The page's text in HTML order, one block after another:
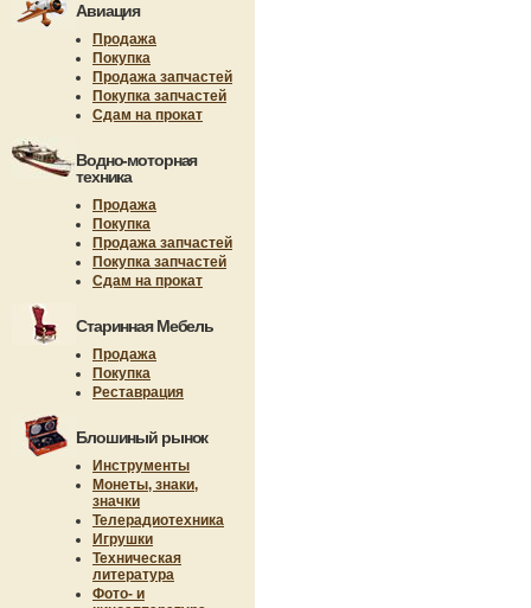
Авиация
Продажа
Покупка
Продажа запчастей
Покупка запчастей
Сдам на прокат
Водно-моторная
техника
Продажа
Покупка
Продажа запчастей
Покупка запчастей
Сдам на прокат
Старинная Мебель
Продажа
Покупка
Реставрация
Блошиный рынок
Инструменты
Монеты, знаки,
значки
Телерадиотехника
Игрушки
Техническая
литература
Фото- и